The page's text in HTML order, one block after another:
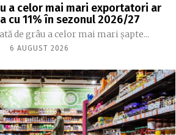
a celor mai mari exportatori ar
cu 11% în sezonul 2026/27
de grâu a celor mai mari șapte...
6 AUGUST 2026